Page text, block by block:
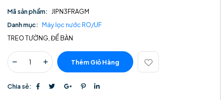
Mã sản phẩm:
JIPN3FRAGM
Danh mục: Máy lọc nước RO/UF
TREO TƯỜNG, ĐỂ BÀN
Thêm Giỏ Hàng
Chia sẻ: